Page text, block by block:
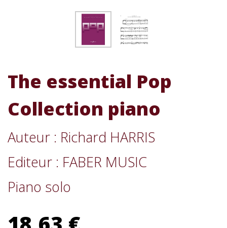
The essential Pop
Collection piano
Auteur : Richard HARRIS
Editeur : FABER MUSIC
Piano solo